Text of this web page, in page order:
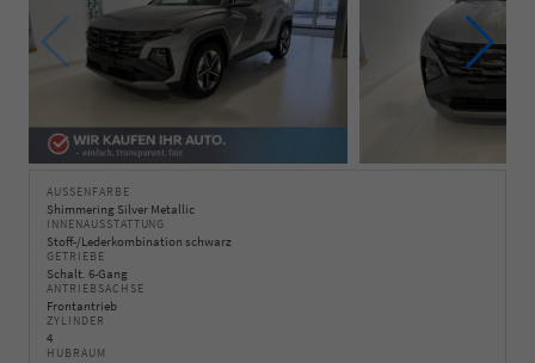
AUSSENFARBE
Shimmering Silver Metallic
INNENAUSSTATTUNG
Stoff-/Lederkombination schwarz
GETRIEBE
Schalt. 6-Gang
ANTRIEBSACHSE
Frontantrieb
ZYLINDER
4
HUBRAUM